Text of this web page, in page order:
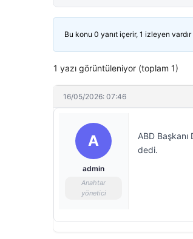
Bu konu 0 yanıt içerir, 1 izleyen
1 yazı görüntüleniyor (toplam 1)
16/05/2026: 07:46
A
admin
Anahtar
yönetici
ABD
dedi.